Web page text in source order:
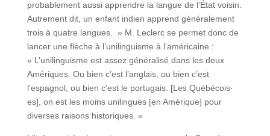
probablement aussi apprendre la langue de l’État voisin.
Autrement dit, un enfant indien apprend généralement
trois à quatre langues. » M. Leclerc se permet donc de
lancer une flèche à l’unilinguisme à l’américaine :
« L’unilinguisme est assez généralisé dans les deux
Amériques. Ou bien c’est l’anglais, ou bien c’est
l’espagnol, ou bien c’est le portugais. [Les Québécois‧
es], on est les moins unilingues [en Amérique] pour
diverses raisons historiques. »